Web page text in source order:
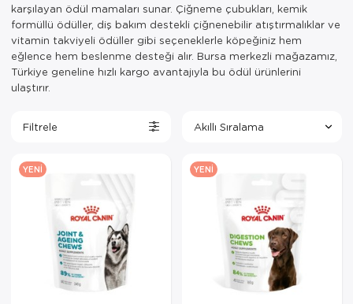
Kedi
Kedi
Köpek
Köpek
Kaplumbağa
Kemirgen
Çevre
karşılayan ödül mamaları sunar. Çiğneme çubukları, kemik
formüllü ödüller, diş bakım destekli çiğnenebilir atıştırmalıklar ve
vitamin takviyeli ödüller gibi seçeneklerle köpeğiniz hem
eğlence hem beslenme desteği alır. Bursa merkezli mağazamız,
Türkiye geneline hızlı kargo avantajıyla bu ödül ürünlerini
ulaştırır.
Filtrele
YENI YENI